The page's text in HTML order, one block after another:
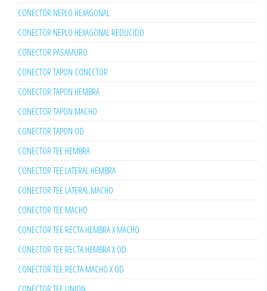
CONECTOR NEPLO HEXAGONAL
CONECTOR NEPLO HEXAGONAL REDUCIDO
CONECTOR PASAMURO
CONECTOR TAPON CONECTOR
CONECTOR TAPON HEMBRA
CONECTOR TAPON MACHO
CONECTOR TAPON OD
CONECTOR TEE HEMBRA
CONECTOR TEE LATERAL HEMBRA
CONECTOR TEE LATERAL MACHO
CONECTOR TEE MACHO
CONECTOR TEE RECTA HEMBRA X MACHO
CONECTOR TEE RECTA HEMBRA X OD
CONECTOR TEE RECTA MACHO X OD